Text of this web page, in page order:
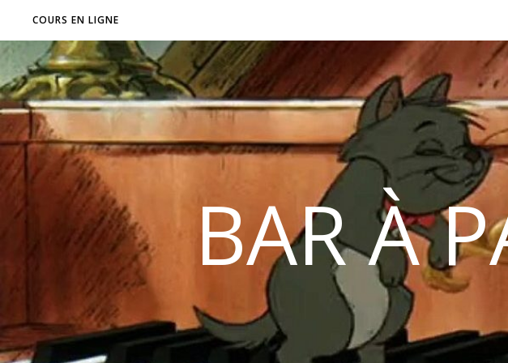
COURS EN LIGNE
BAR À